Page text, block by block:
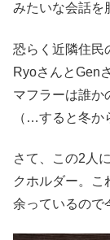
みたいな会話を
恐らく近隣住民
RyoさんとGen
マフラーは誰か
（…すると冬か
さて、この2人
クホルダー。
余っているので